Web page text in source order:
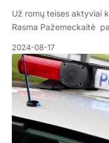
Už romų teises aktyviai
Rasma Pažemeckaitė
2024-08-17